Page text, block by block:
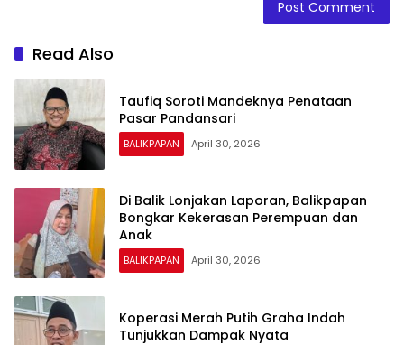
Read Also
Taufiq Soroti Mandeknya Penataan
Pasar Pandansari
BALIKPAPAN April 30, 2026
Di Balik Lonjakan Laporan, Balikpapan
Bongkar Kekerasan Perempuan dan
Anak
BALIKPAPAN April 30, 2026
Koperasi Merah Putih Graha Indah
Tunjukkan Dampak Nyata